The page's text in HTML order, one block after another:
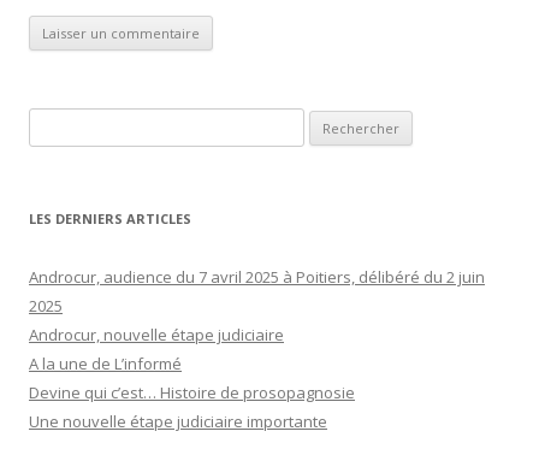
LES DERNIERS ARTICLES
Androcur, audience du 7 avril 2025 à Poitiers, délibéré du 2 juin
2025
Androcur, nouvelle étape judiciaire
A la une de L’informé
Devine qui c’est… Histoire de prosopagnosie
Une nouvelle étape judiciaire importante